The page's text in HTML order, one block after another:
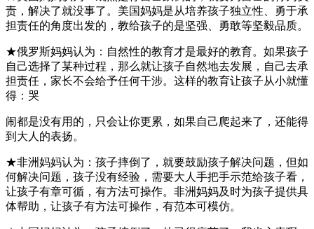
责，解决了就没事了。美国妈妈是从培养孩子独立性、勇于承
担责任的角度出发的，教给孩子的是坚强、勇敢等坚毅品质。
★俄罗斯妈妈认为：自然性的教育才是最好的教育。如果孩子
自己选择了某种过程，那么就让孩子自然地去发展，自己去承
担责任，家长不会给予任何干涉。这样的教育让孩子从小就懂
得：哭
闹都是没有用的，只会让你更累，如果自己爬起来了，还能得
到大人的表扬。
★非洲妈妈认为：孩子摔倒了，就要鼓励孩子解决问题，但如
何解决问题，孩子没有经验，需要大人手把手示范给孩子看，
让孩子有章可循，有方法可操作。非洲妈妈及时为孩子提供具
体帮助，让孩子有方法可操作，有范本可模仿。